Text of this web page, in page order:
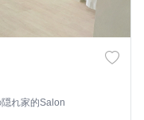
れ家的Salon